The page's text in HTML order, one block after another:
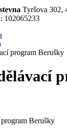
Tyršova 302,
102065233
program Berušky